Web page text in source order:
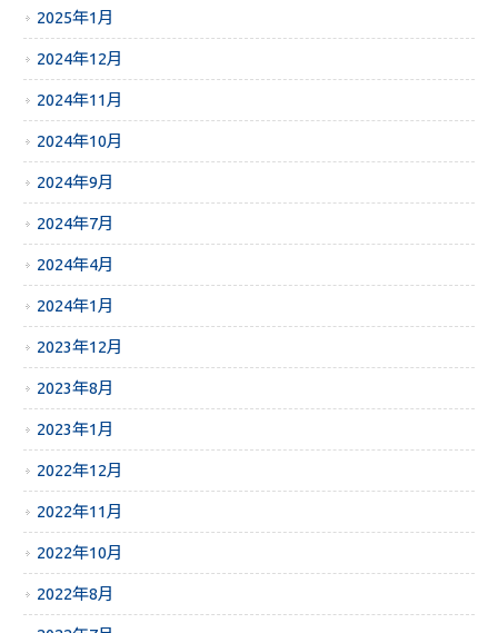
2025年1月
2024年12月
2024年11月
2024年10月
2024年9月
2024年7月
2024年4月
2024年1月
2023年12月
2023年8月
2023年1月
2022年12月
2022年11月
2022年10月
2022年8月